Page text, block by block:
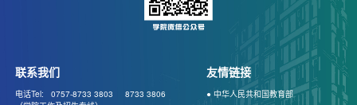
联系我们
电话Tel: 0757-8733 3803 8733 3806
友情链接
● 中华人民共和国教育部